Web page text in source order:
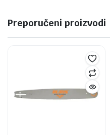
Preporučeni proizvodi